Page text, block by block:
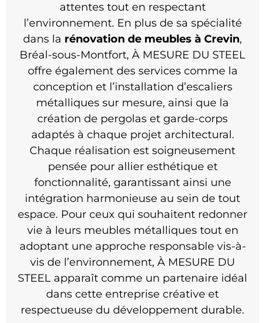
attentes tout en respectant
l’environnement. En plus de sa spécialité
dans la rénovation de meubles à Crevin,
Bréal-sous-Montfort, À MESURE DU STEEL
offre également des services comme la
conception et l’installation d’escaliers
métalliques sur mesure, ainsi que la
création de pergolas et garde-corps
adaptés à chaque projet architectural.
Chaque réalisation est soigneusement
pensée pour allier esthétique et
fonctionnalité, garantissant ainsi une
intégration harmonieuse au sein de tout
espace. Pour ceux qui souhaitent redonner
vie à leurs meubles métalliques tout en
adoptant une approche responsable vis-à-
vis de l’environnement, À MESURE DU
STEEL apparaît comme un partenaire idéal
dans cette entreprise créative et
respectueuse du développement durable.